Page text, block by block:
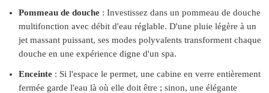
Pommeau de douche : Investissez dans un pommeau de douche
multifonction avec débit d'eau réglable. D'une pluie légère à un
jet massant puissant, ses modes polyvalents transforment chaque
douche en une expérience digne d'un spa.
Enceinte : Si l'espace le permet, une cabine en verre entièrement
fermée garde l'eau là où elle doit être ; sinon, une élégante